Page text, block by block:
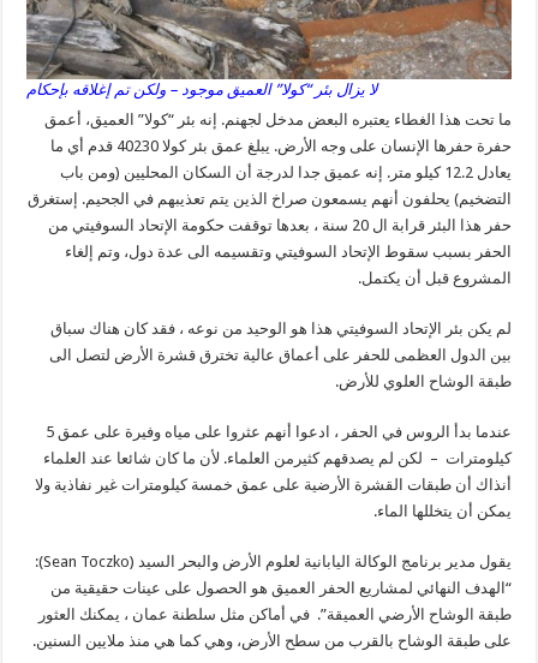
لا يزال بئر “كولا” العميق موجود – ولكن تم إغلاقه بإحكام
ما تحت هذا الغطاء يعتبره البعض مدخل لجهنم. إنه بئر “كولا” العميق، أعمق
حفرة حفرها الإنسان على وجه الأرض. يبلغ عمق بئر كولا 40230 قدم أي ما
يعادل 12.2 كيلو متر. إنه عميق جدا لدرجة أن السكان المحليين (ومن باب
التضخيم) يحلفون أنهم يسمعون صراخ الذين يتم تعذيبهم في الجحيم. إستغرق
حفر هذا البئر قرابة ال 20 سنة ، بعدها توقفت حكومة الإتحاد السوفيتي من
الحفر بسبب سقوط الإتحاد السوفيتي وتقسيمه الى عدة دول، وتم إلغاء
المشروع قبل أن يكتمل.
لم يكن بئر الإتحاد السوفيتي هذا هو الوحيد من نوعه ، فقد كان هناك سباق
بين الدول العظمى للحفر على أعماق عالية تخترق قشرة الأرض لتصل الى
طبقة الوشاح العلوي للأرض.
عندما بدأ الروس في الحفر ، ادعوا أنهم عثروا على مياه وفيرة على عمق 5
كيلومترات – لكن لم يصدقهم كثيرمن العلماء. لأن ما كان شائعا عند العلماء
أنذاك أن طبقات القشرة الأرضية على عمق خمسة كيلومترات غير نفاذية ولا
يمكن أن يتخللها الماء.
يقول مدير برنامج الوكالة اليابانية لعلوم الأرض والبحر السيد (Sean Toczko):
“الهدف النهائي لمشاريع الحفر العميق هو الحصول على عينات حقيقية من
طبقة الوشاح الأرضي العميقة”. في أماكن مثل سلطنة عمان ، يمكنك العثور
على طبقة الوشاح بالقرب من سطح الأرض، وهي كما هي منذ ملايين السنين.